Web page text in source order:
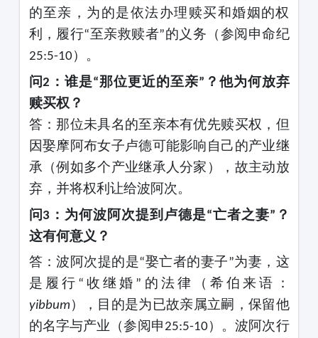
的至亲，为的是依法办理赎买和婚姻的权
利，履行“至亲救赎者”的义务（参阅申命纪
25:5-10）。
问2 ：谁是“那位更近的至亲” ？他为何放弃
赎买权？
答：那位未具名的至亲本有优先赎买权，但
因娶摩阿布女子卢德可能影响自己的产业继
承（例如多个产业继承人分家），故主动放
弃，并将权利让给波阿次。
问3 ：为何波阿次提到卢德是“亡者之妻” ？
这有何意义？
答：波阿次提的是“娶亡者的妻子”为妻，这
是履行 “ 收继婚 ” 的法律（希伯来语：
yibbum ），目的是为已故亲属立嗣，保留他
的名字与产业（参阅申25:5-10）。波阿次行